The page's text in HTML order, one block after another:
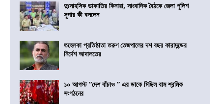
দুঃসাহসিক ডাকাতির কিনারা, সাংবাদিক বৈঠকে জেলা পুলিশ
সুপার কী বললেন
তহেলকা প্রতিষ্ঠাতা তরুণ তেজপালের দশ বছর কারাদন্ডের
নির্দেশ আদালতের
১০ আগস্ট “দেশ বাঁচাও ” এর ডাকে মিছিল বাম শ্রমিক
সংগঠনের